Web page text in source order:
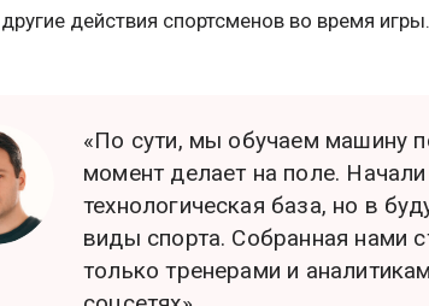
другие действия спортсменов во время игры.
«По сути, мы обучаем машину
момент делает на поле.
технологическая база, но в
виды спорта. Собранная нами
только тренерами и